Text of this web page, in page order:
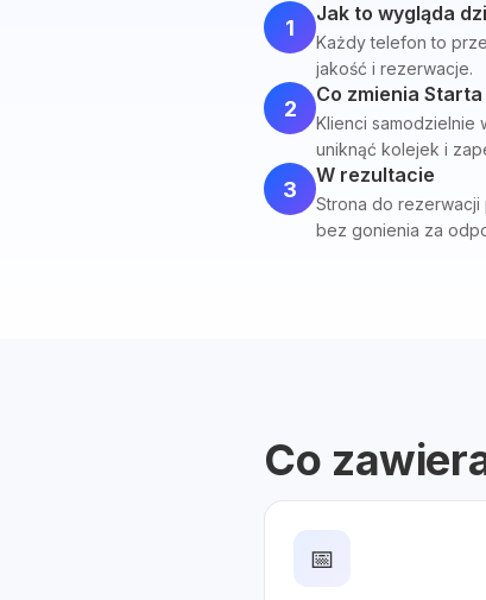
1
Jak to wygląda
Każdy telefon to
jakość i rezerwacje.
2
Co zmienia Starta
Klienci samodzielnie
uniknąć kolejek i
3
W rezultacie
Strona do
bez gonienia za
Co
📅